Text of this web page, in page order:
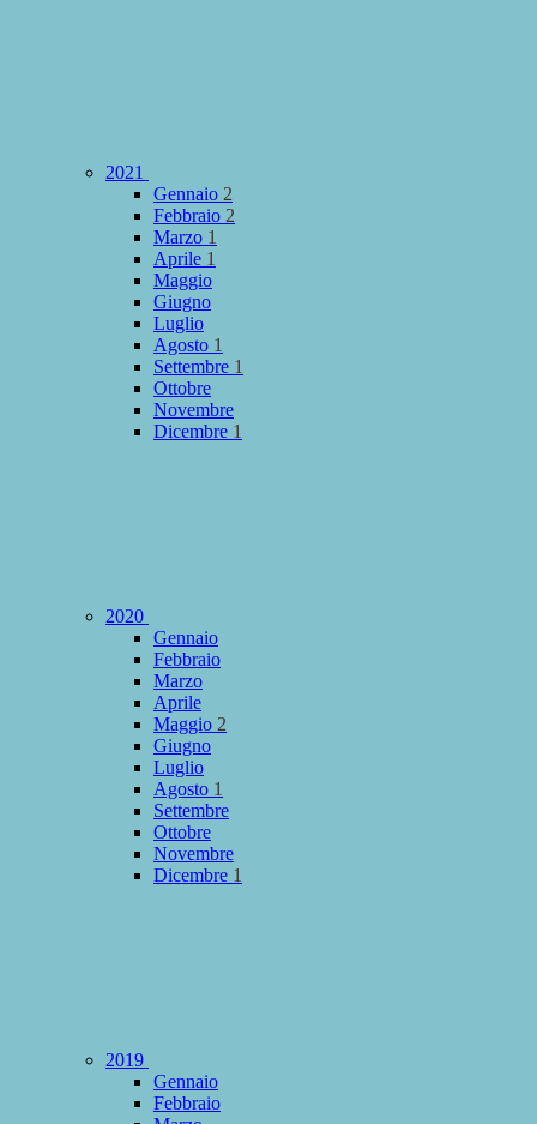
2021
Gennaio 2
Febbraio 2
Marzo 1
Aprile 1
Maggio
Giugno
Luglio
Agosto 1
Settembre 1
Ottobre
Novembre
Dicembre 1
2020
Gennaio
Febbraio
Marzo
Aprile
Maggio 2
Giugno
Luglio
Agosto 1
Settembre
Ottobre
Novembre
Dicembre 1
2019
Gennaio
Febbraio